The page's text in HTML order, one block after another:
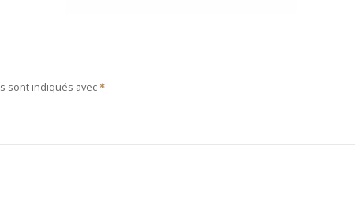
sont indiqués avec